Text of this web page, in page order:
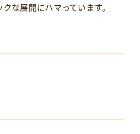
な展開にハマっています。